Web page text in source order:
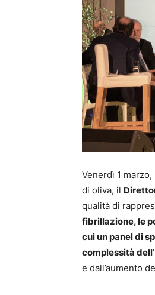
Venerdì 1
di oliva, il
qualità di
fibrillazione, le
cui un panel di
complessità dell’
e dall’aumento